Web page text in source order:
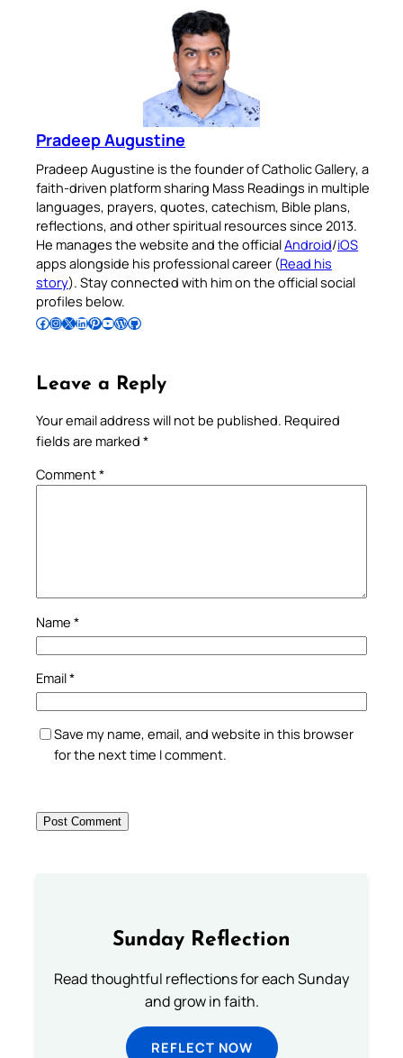
Pradeep Augustine
Pradeep Augustine is the founder of Catholic Gallery, a
faith-driven platform sharing Mass Readings in multiple
languages, prayers, quotes, catechism, Bible plans,
reflections, and other spiritual resources since 2013.
He manages the website and the officialAndroid/iOS
apps alongside his professional career (Read his
story). Stay connected with him on the official social
profiles below.
Follow Pradeep on Facebook Follow Pradeep on InstagramFollow Pradeep on X Follow Pradeep on LinkedIn Follow Pradeep on Pinterest Subscribe to Pradeep’s Youtube Channel Follow Pradeep on WordPress Follow Pradeep on GitHub
Leave a Reply
Your email address will not be published. Required
fields are marked *
Comment*
Name *
Email*
Save my name, email, and website in this browser
for the next time I comment.
Sunday Reflection
Read thoughtful reflections for each Sunday
and grow in faith.
REFLECT NOW